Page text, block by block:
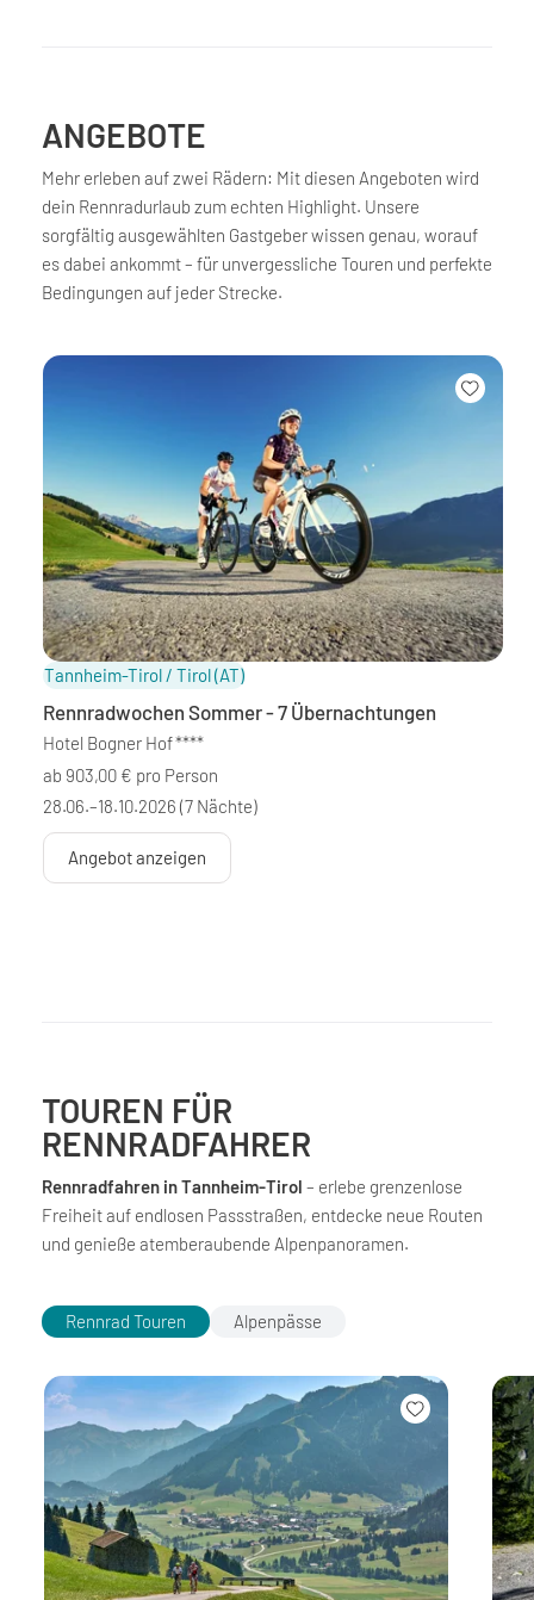
ANGEBOTE
Mehr erleben auf zwei Rädern: Mit diesen Angeboten wird
dein Rennradurlaub zum echten Highlight. Unsere
sorgfältig ausgewählten Gastgeber wissen genau, worauf
es dabei ankommt – für unvergessliche Touren und perfekte
Bedingungen auf jeder Strecke.
Tannheim-Tirol / Tirol(AT)
Rennradwochen Sommer - 7 Übernachtungen
Hotel Bogner Hof****
ab 903,00 € pro Person
28.06.–18.10.2026 (7 Nächte)
Angebot anzeigen
TOUREN FÜR
RENNRADFAHRER
Rennradfahren in Tannheim-Tirol – erlebe grenzenlose
Freiheit auf endlosen Passstraßen, entdecke neue Routen
und genieße atemberaubende Alpenpanoramen.
Rennrad Touren Alpenpässe